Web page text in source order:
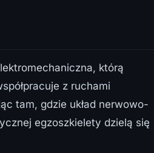
którą
z ruchami
tam, gdzie układ nerwowo-
egzoszkielety dzielą się